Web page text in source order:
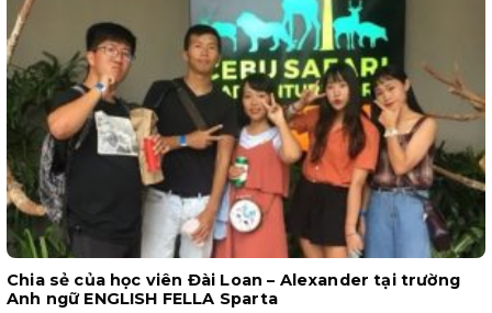
Chia sẻ của học viên Đài Loan – Alexander tại trường
Anh ngữ ENGLISH FELLA Sparta